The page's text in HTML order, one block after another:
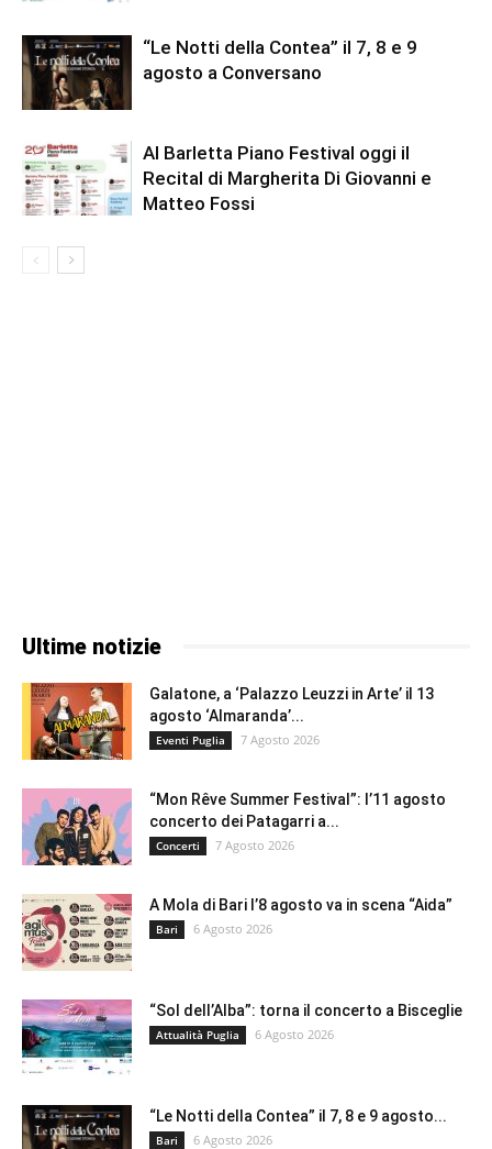
“Le Notti della Contea” il 7, 8 e 9
agosto a Conversano
Al Barletta Piano Festival oggi il
Recital di Margherita Di Giovanni e
Matteo Fossi
Ultime notizie
Galatone, a ‘Palazzo Leuzzi in Arte’ il 13
agosto ‘Almaranda’...
Eventi Puglia 7 Agosto 2026
“Mon Rêve Summer Festival”: l’11 agosto
concerto dei Patagarri a...
Concerti 7 Agosto 2026
A Mola di Bari l’8 agosto va in scena “Aida”
Bari 6 Agosto 2026
“Sol dell’Alba”: torna il concerto a Bisceglie
Attualità Puglia 6 Agosto 2026
“Le Notti della Contea” il 7, 8 e 9 agosto...
Bari 6 Agosto 2026